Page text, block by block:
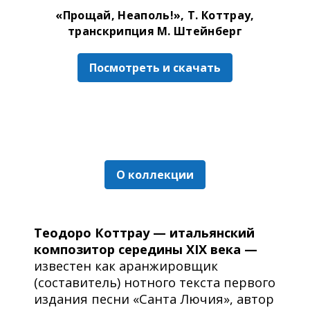
«Прощай, Неаполь!», Т. Коттрау,
транскрипция М. Штейнберг
Посмотреть и скачать
О коллекции
Теодоро Коттрау — итальянский
композитор середины XIX века —
известен как аранжировщик
(составитель) нотного текста первого
издания песни «Санта Лючия», автор